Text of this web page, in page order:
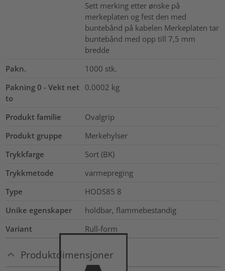
Sett merking etter ønske på
merkeplaten og fest den med
buntebånd på kabelen Merkeplaten tar
buntebånd med opp till 7,5 mm
bredde
Pakn.
1000 stk.
Pakning 0 - Vekt net
to
0.0002 kg
Produkt familie
Ovalgrip
Produkt gruppe
Merkehylser
Trykkfarge
Sort (BK)
Trykkmetode
varmepreging
Type
HODS85 8
Unike egenskaper
holdbar, flammebestandig
Variant
Rull-form
Produktdimensjoner